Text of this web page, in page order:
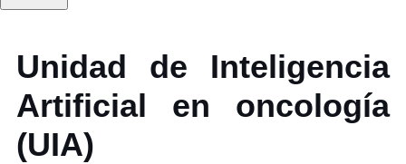
Unidad de Inteligencia
Artificial en oncología
(UIA)